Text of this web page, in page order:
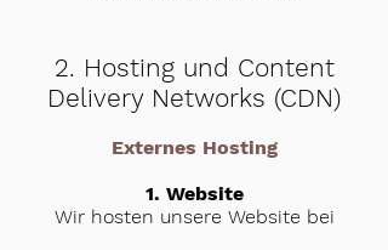
2. Hosting und Content
Delivery Networks (CDN)
Externes Hosting
1. Website
Wir hosten unsere Website bei